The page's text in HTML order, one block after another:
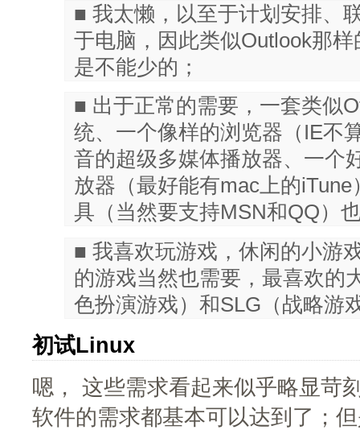
■ 我太懒，以至于计划安排、
于电脑，因此类似Outlook那
是不能少的；
■ 出于正常的需要，一套类似
统、一个像样的浏览器（IE不
音的超级多媒体播放器、一个
放器（最好能有mac上的
具（当然要支持MSN和QQ）
■ 我喜欢玩游戏，休闲的小游
的游戏当然也需要，最喜欢的
色扮演游戏）和SLG（战略游
初试Linux
嗯， 这些需求看起来似乎略显苛
软件的需求都基本可以达到了；